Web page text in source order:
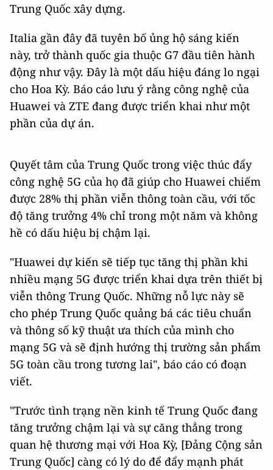
Trung Quốc xây dựng.
Italia gần đây đã tuyên bố ủng hộ sáng kiến
này, trở thành quốc gia thuộc G7 đầu tiên hành
động như vậy. Đây là một dấu hiệu đáng lo ngại
cho Hoa Kỳ. Báo cáo lưu ý rằng công nghệ của
Huawei và ZTE đang được triển khai như một
phần của dự án.
Quyết tâm của Trung Quốc trong việc thúc đẩy
công nghệ 5G của họ đã giúp cho Huawei chiếm
được 28% thị phần viễn thông toàn cầu, với tốc
độ tăng trưởng 4% chỉ trong một năm và không
hề có dấu hiệu bị chậm lại.
"Huawei dự kiến sẽ tiếp tục tăng thị phần khi
nhiều mạng 5G được triển khai dựa trên thiết bị
viễn thông Trung Quốc. Những nỗ lực này sẽ
cho phép Trung Quốc quảng bá các tiêu chuẩn
và thông số kỹ thuật ưa thích của mình cho
mạng 5G và sẽ định hướng thị trường sản phẩm
5G toàn cầu trong tương lai", báo cáo có đoạn
viết.
"Trước tình trạng nền kinh tế Trung Quốc đang
tăng trưởng chậm lại và sự căng thẳng trong
quan hệ thương mại với Hoa Kỳ, [Đảng Cộng sản
Trung Quốc] càng có lý do để đẩy mạnh phát